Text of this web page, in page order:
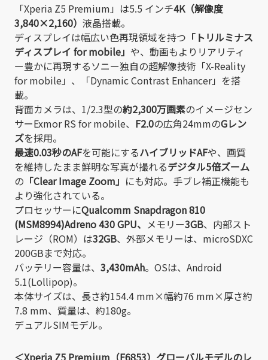
「Xperia Z5 Premium」は5.5 インチ4K（解像度
3,840×2,160） 液晶搭載。
ディスプレイは幅広い色再現領域を持つ 「トリルミナス
ディスプレイ for mobile」 や、動画もよりリアリティ
ー豊かに再現するソニー独自の超解像技術「X-Reality
for mobile」、「Dynamic Contrast Enhancer」を搭
載。
背面カメラは、1/2.3型の約2,300万画素のイメージセン
サーExmor RS for mobile、 F2.0の広角24mmのGレン
ズを採用。
最速0.03秒のAFを可能にするハイブリッドAFや、画質
を維持したまま鮮明な写真が撮れるデジタル5倍ズーム
の 「Clear Image Zoom」 にも対応。手ブレ補正機能も
より強化されている。
プロセッサーにQualcomm Snapdragon 810
(MSM8994)Adreno 430 GPU、 メモリー3GB、内部スト
レージ（ROM）は32GB、外部メモリーは、microSDXC
200GBまで対応。
バッテリー容量は、 3,430mAh。OSは、Android
5.1(Lollipop)。
本体サイズは、長さ約154.4 mm×幅約76 mm×厚さ約
7.8 mm、質量は、約180g。
デュアルSIMモデル。
＜Xperia Z5 Premium（E6853）グローバルモデルのレ